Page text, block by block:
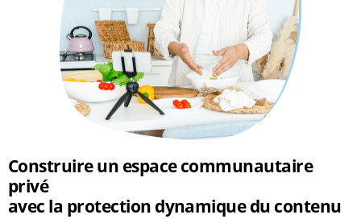
Construire un espace communautaire
privé
avec la protection dynamique du contenu